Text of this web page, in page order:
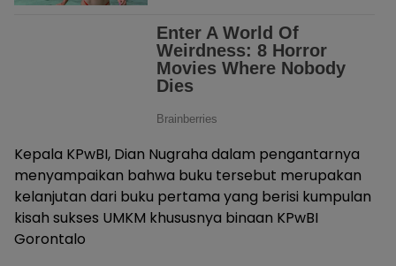
Kepala KPwBI, Dian Nugraha dalam pengantarnya
menyampaikan bahwa buku tersebut merupakan
kelanjutan dari buku pertama yang berisi kumpulan
kisah sukses UMKM khususnya binaan KPwBI
Gorontalo